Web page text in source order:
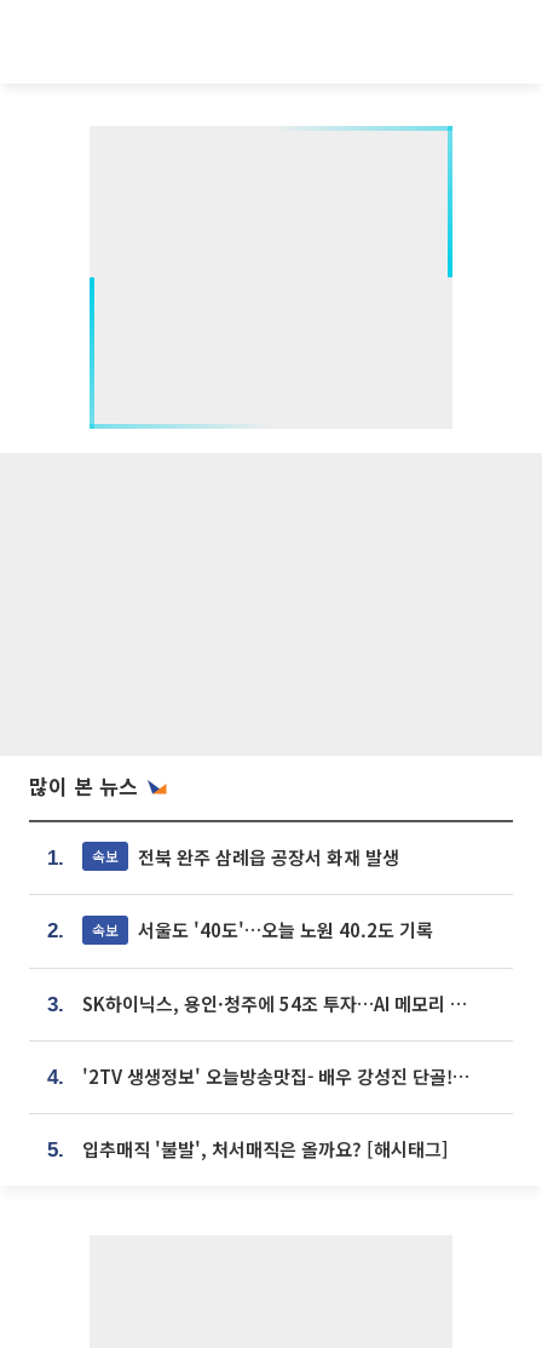
많이 본 뉴스
1. 속보 전북 완주 삼례읍 공장서 화재 발생
2. 속보 서울도 '40도'…오늘 노원 40.2도 기록
3. SK하이닉스, 용인·청주에 54조 투자…AI 메모리 생산기지 키운다
4. '2TV 생생정보' 오늘방송맛집- 배우 강성진 단골! 쌀국수ㆍ푸팟퐁 커리 맛집 '블○○○'
5. 입추매직 '불발', 처서매직은 올까요? [해시태그]